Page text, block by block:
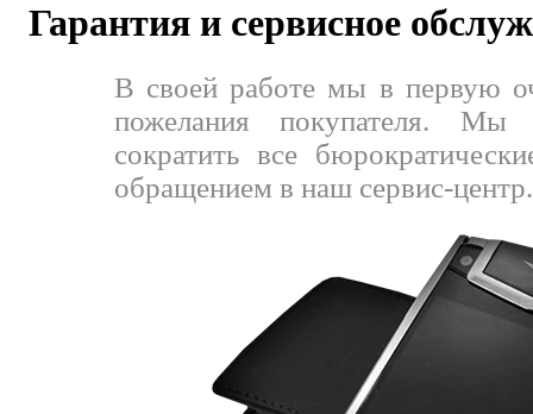
Гарантия и сервисное
В своей работе мы в первую
пожелания покупателя. Мы
сократить все
обращением в наш сервис-центр.